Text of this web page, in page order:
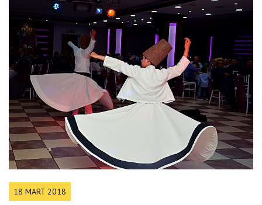
İLETIŞIM
18 MART 2018